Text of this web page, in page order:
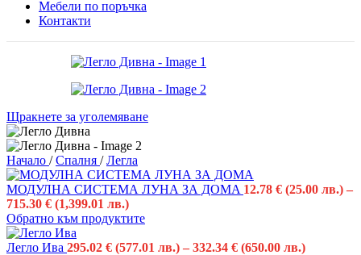
Мебели по поръчка
Контакти
Щракнете за уголемяване
Начало / Спалня / Легла
МОДУЛНА СИСТЕМА ЛУНА ЗА ДОМA 12.78 € (25.00 лв.) –
715.30 € (1,399.01 лв.)
Обратно към продуктите
Легло Ива 295.02 € (577.01 лв.) – 332.34 € (650.00 лв.)